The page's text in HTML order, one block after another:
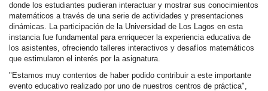
donde los estudiantes pudieran interactuar y mostrar sus conocimientos
matemáticos a través de una serie de actividades y presentaciones
dinámicas. La participación de la Universidad de Los Lagos en esta
instancia fue fundamental para enriquecer la experiencia educativa de
los asistentes, ofreciendo talleres interactivos y desafíos matemáticos
que estimularon el interés por la asignatura.
"Estamos muy contentos de haber podido contribuir a este importante
evento educativo realizado por uno de nuestros centros de práctica",